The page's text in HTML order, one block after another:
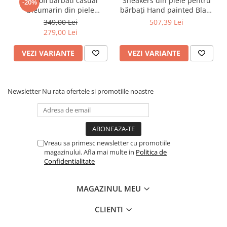
-20%
bleumarin din piele
naturala Goretti cu talpa
usoara
349,00 Lei
279,00 Lei
VEZI VARIANTE
bărbați Hand painted Black
Manuscript Sneakers – Piele
Exclusiviste
507,39 Lei
VEZI VARIANTE
Newsletter Nu rata ofertele si promotiile noastre
Vreau sa primesc newsletter cu promotiile
magazinului. Afla mai multe in Politica de
Confidentialitate
MAGAZINUL MEU
CLIENTI